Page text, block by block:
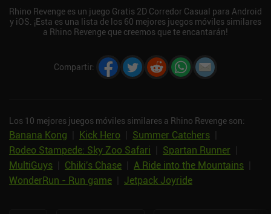
Rhino Revenge es un juego Gratis 2D Corredor Casual para Android
y iOS. ¡Esta es una lista de los 60 mejores juegos móviles similares
a Rhino Revenge que creemos que te encantarán!
Compartir:
Los 10 mejores juegos móviles similares a Rhino Revenge son:
Banana Kong Kick Hero Summer Catchers
Rodeo Stampede: Sky Zoo Safari
Spartan Runner
MultiGuys
Chiki's Chase A Ride into the Mountains
WonderRun - Run game
Jetpack Joyride